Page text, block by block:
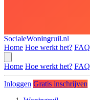
SocialeWoningruil.nl
Home Hoe werkt het? FAQ
Home Hoe werkt het? FAQ
Inloggen Gratis inschrijven